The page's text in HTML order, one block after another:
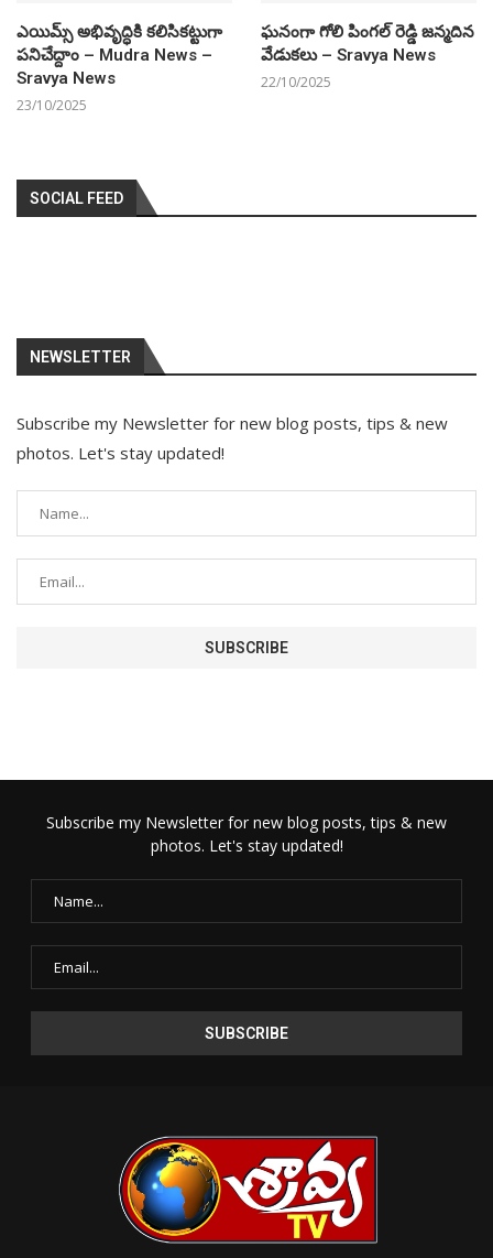
ఎయిమ్స్ అభివృద్ధికి కలిసికట్టుగా
పనిచేద్దాం – Mudra News –
Sravya News
23/10/2025
ఘనంగా గోలి పింగల్ రెడ్డి జన్మదిన
వేడుకలు – Sravya News
22/10/2025
SOCIAL FEED
NEWSLETTER
Subscribe my Newsletter for new blog posts, tips & new
photos. Let's stay updated!
Subscribe my Newsletter for new blog posts, tips & new
photos. Let's stay updated!